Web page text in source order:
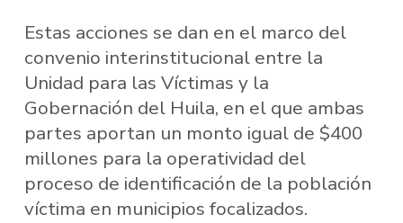
Estas acciones se dan en el marco del
convenio interinstitucional entre la
Unidad para las Víctimas y la
Gobernación del Huila, en el que ambas
partes aportan un monto igual de $400
millones para la operatividad del
proceso de identificación de la población
víctima en municipios focalizados.